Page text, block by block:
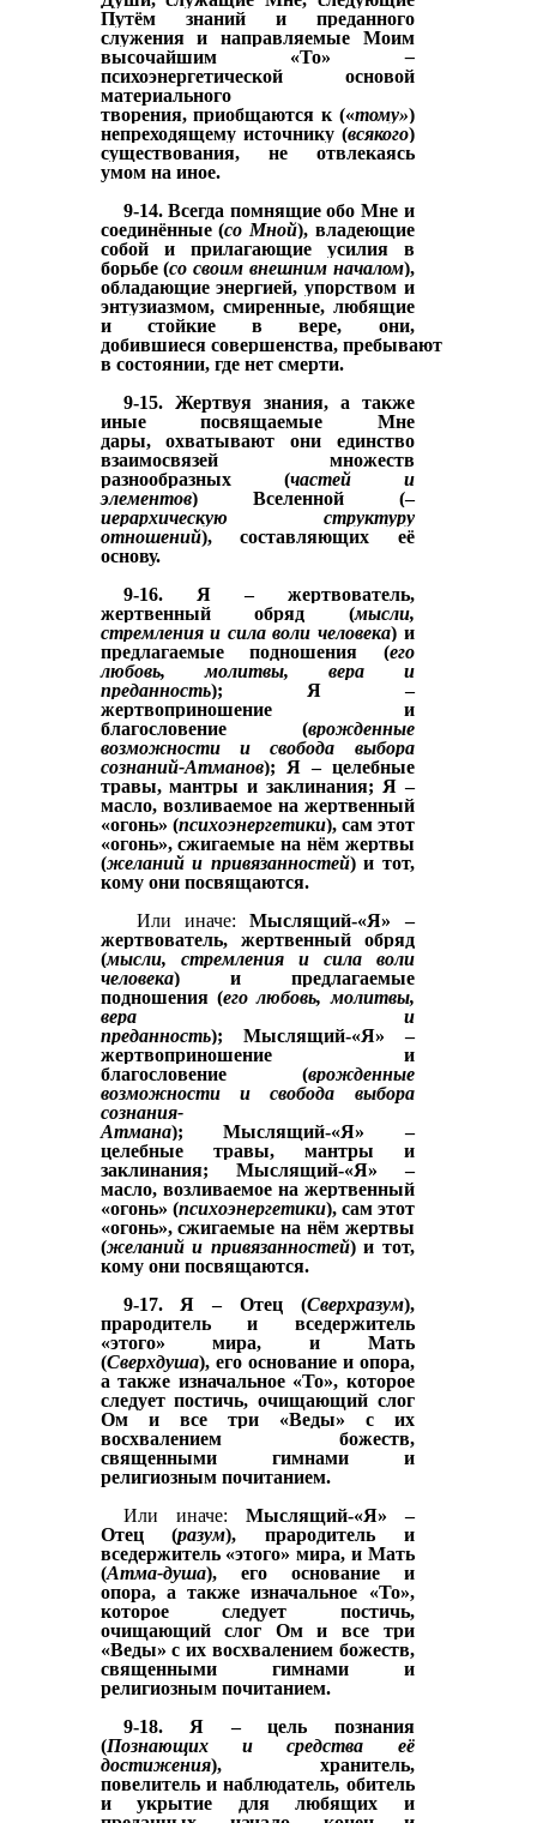
Путём знаний и преданного
служения и направляемые Моим
высочайшим «То»–
психоэнергетической основой
материального
творения,приобщаются к («тому»)
непреходящему источнику (всякого)
существования, не отвлекаясь
умом на иное.
9-14.Всегда помнящие обо Мне и
соединённые (со Мной), владеющие
собой и прилагающие усилия в
борьбе (со своим внешним началом),
обладающие энергией, упорством и
энтузиазмом, смиренные, любящие
и стойкие в вере, они,
добившиеся совершенства,пребывают
в состоянии, где нет смерти.
9-15. Жертвуя знания, а также
иные посвящаемые Мне
дары,охватывают они единство
взаимосвязей множеств
разнообразных (частей и
элементов) Вселенной (–
иерархическую
структуру
отношений), составляющих её
основу.
9-16. Я – жертвователь,
жертвенный обряд (мысли,
стремления и сила воли человека) и
предлагаемые подношения (его
любовь, молитвы, вера и
преданность); Я –
жертвоприношение и
благословение (врожденные
возможности и свобода выбора
сознаний-Атманов); Я – целебные
травы, мантры и заклинания; Я –
масло, возливаемое на жертвенный
«огонь» (психоэнергетики), сам этот
«огонь», сжигаемые на нём жертвы
(желаний и привязанностей) и тот,
кому они посвящаются.
Или иначе:
Мыслящий-«Я» –
жертвователь, жертвенный обряд
(мысли, стремления и сила воли
человека) и предлагаемые
подношения (его любовь, молитвы,
вера и
преданность); Мыслящий-«Я» –
жертвоприношение и
благословение (врожденные
возможности и свобода выбора
сознания-
Атмана);Мыслящий-«Я» –
целебные травы, мантры и
заклинания; Мыслящий-«Я» –
масло, возливаемое на жертвенный
«огонь» (психоэнергетики), сам этот
«огонь», сжигаемые на нём жертвы
(желаний и привязанностей) и тот,
кому они посвящаются.
9-17. Я – Отец (Сверхразум),
прародитель и вседержитель
«этого» мира, и Мать
(Сверхдуша), его основание и опора,
а также изначальное «То», которое
следует постичь, очищающий слог
Ом и все три «Веды» с их
восхвалением божеств,
священными гимнами и
религиозным почитанием.
Или иначе:
Мыслящий-«Я» –
Отец (разум), прародитель и
вседержитель «этого» мира, и Мать
(Атма-душа),
его основание и
опора, а также изначальное «То»,
которое следует постичь,
очищающийслог Омивсе три
«Веды» с их восхвалением божеств,
священными гимнами и
религиозным почитанием.
9-18. Я – цель познания
(Познающих и средства её
достижения), хранитель,
повелитель и наблюдатель, обитель
и укрытие для любящих и